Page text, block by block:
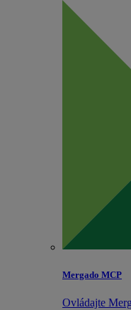
Mergado MCP
Ovládajte